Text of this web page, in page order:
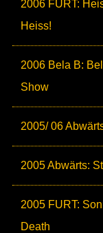
2006 FURT:
Heiss!
2006 Bela B:
Show
2005/ 06
2005 Abwärts:
2005 FURT:
Death